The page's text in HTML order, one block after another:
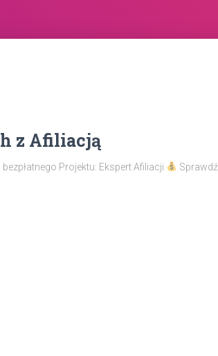
z Afiliacją
Projektu: Ekspert Afiliacji
Sprawdź